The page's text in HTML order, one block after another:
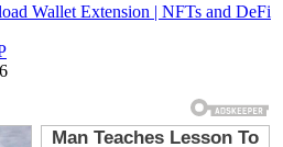
Wallet Extension | NFTs and DeFi